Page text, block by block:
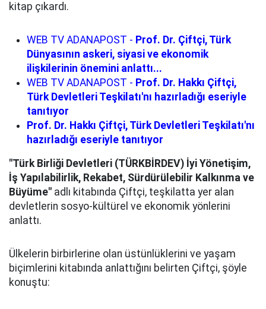
kitap çıkardı.
WEB TV ADANAPOST - Prof. Dr. Çiftçi, Türk
Dünyasının askeri, siyasi ve ekonomik
ilişkilerinin önemini anlattı...
WEB TV ADANAPOST - Prof. Dr. Hakkı Çiftçi,
Türk Devletleri Teşkilatı'nı hazırladığı eseriyle
tanıtıyor
Prof. Dr. Hakkı Çiftçi, Türk Devletleri Teşkilatı'nı
hazırladığı eseriyle tanıtıyor
"Türk Birliği Devletleri (TÜRKBİRDEV) İyi Yönetişim,
İş Yapılabilirlik, Rekabet, Sürdürülebilir Kalkınma ve
Büyüme" adlı kitabında Çiftçi, teşkilatta yer alan
devletlerin sosyo-kültürel ve ekonomik yönlerini
anlattı.
Ülkelerin birbirlerine olan üstünlüklerini ve yaşam
biçimlerini kitabında anlattığını belirten Çiftçi, şöyle
konuştu: